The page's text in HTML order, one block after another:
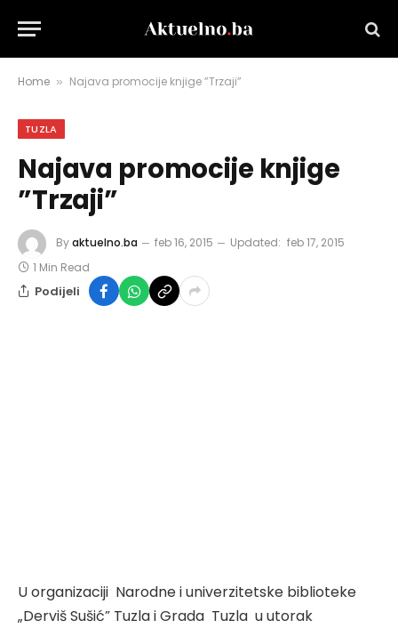
Home » Najava promocije knjige ”Trzaji”
TUZLA
Najava promocije knjige
”Trzaji”
Byaktuelno.ba feb 16, 2015 Updated: feb 17, 2015
1 Min Read
Podijeli
U organizaciji Narodne i univerzitetske biblioteke
„Derviš Sušić” Tuzla i Grada Tuzla u utorak